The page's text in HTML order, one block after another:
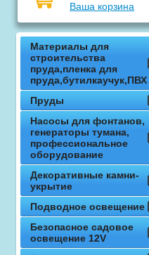
Ваша корзина
Материалы для
строительства
пруда,пленка для
пруда,бутилкаучук,ПВХ
Пруды
Насосы для фонтанов,
генераторы тумана,
профессиональное
оборудование
Декоративные камни-
укрытие
Подводное освещение
Безопасное садовое
освещение 12V